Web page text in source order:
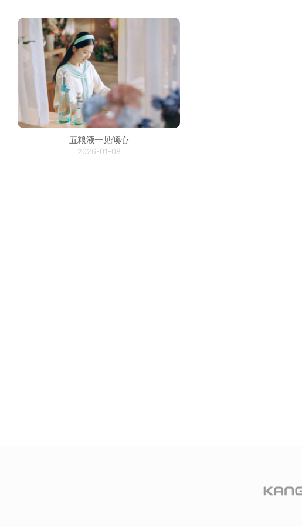
五粮液一见倾心
2026-01-08